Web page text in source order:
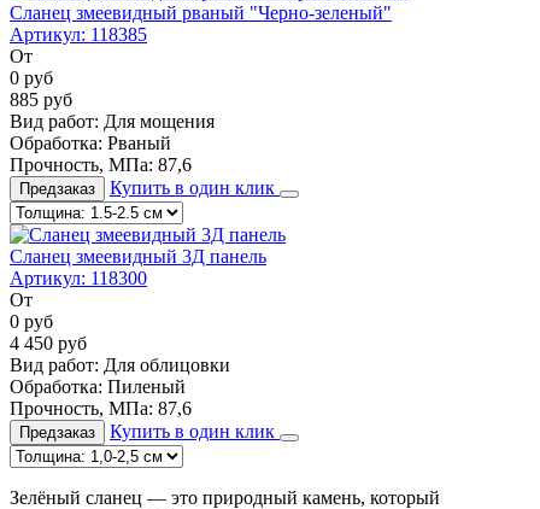
Сланец змеевидный рваный "Черно-зеленый"
Артикул: 118385
От
0 руб
885 руб
Вид работ: Для мощения
Обработка: Рваный
Прочность, МПа: 87,6
Предзаказ Купить в один клик
Сланец змеевидный 3Д панель
Артикул: 118300
От
0 руб
4 450 руб
Вид работ: Для облицовки
Обработка: Пиленый
Прочность, МПа: 87,6
Предзаказ Купить в один клик
Зелёный сланец — это природный камень, который